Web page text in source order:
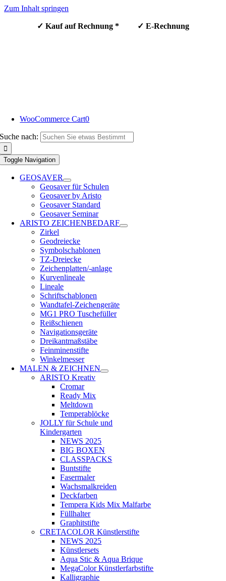
Zum Inhalt springen
✓ Kauf auf Rechnung * ✓ E-Rechnung
WooCommerce Cart0
Suche nach:
Toggle Navigation
GEOSAVER
Geosaver für Schulen
Geosaver by Aristo
Geosaver Standard
Geosaver Seminar
ARISTO ZEICHENBEDARF
Zirkel
Geodreiecke
Symbolschablonen
TZ-Dreiecke
Zeichenplatten/-anlage
Kurvenlineale
Lineale
Schriftschablonen
Wandtafel-Zeichengeräte
MG1 PRO Tuschefüller
Reißschienen
Navigationsgeräte
Dreikantmaßstäbe
Feinminenstifte
Winkelmesser
MALEN & ZEICHNEN
ARISTO Kreativ
Cromar
Ready Mix
Meltdown
Temperablöcke
JOLLY für Schule und
Kindergarten
NEWS 2025
BIG BOXEN
CLASSPACKS
Buntstifte
Fasermaler
Wachsmalkreiden
Deckfarben
Tempera Kids Mix Malfarbe
Füllhalter
Graphitstifte
CRETACOLOR Künstlerstifte
NEWS 2025
Künstlersets
Aqua Stic & Aqua Brique
MegaColor Künstlerfarbstifte
Kalligraphie